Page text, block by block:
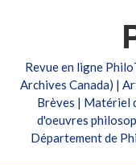
Revue en ligne
Archives Canada) |
Brèves | Matériel
d'oeuvres
Département de